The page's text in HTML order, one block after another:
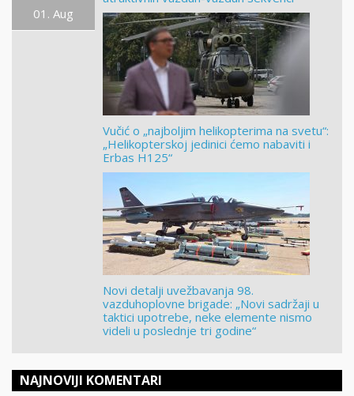
01. Aug
Vučić o „najboljim helikopterima na svetu“:
„Helikopterskoj jedinici ćemo nabaviti i
Erbas H125“
Novi detalji uvežbavanja 98.
vazduhoplovne brigade: „Novi sadržaji u
taktici upotrebe, neke elemente nismo
videli u poslednje tri godine“
NAJNOVIJI KOMENTARI